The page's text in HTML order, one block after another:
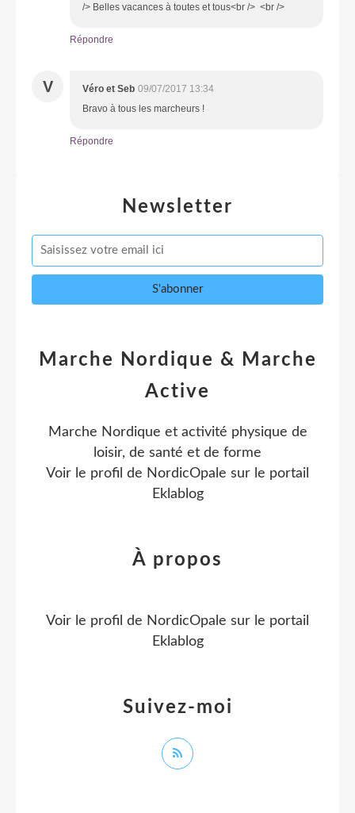
/> Belles vacances à toutes et tous<br /> <br />
Répondre
V Véro et Seb 09/07/2017 13:34
Bravo à tous les marcheurs !
Répondre
Newsletter
Marche Nordique & Marche
Active
Marche Nordique et activité physique de
loisir, de santé et de forme
Voir le profil de NordicOpale sur le portail
Eklablog
Suivez-moi
À propos
Voir le profil de NordicOpale sur le portail
Eklablog